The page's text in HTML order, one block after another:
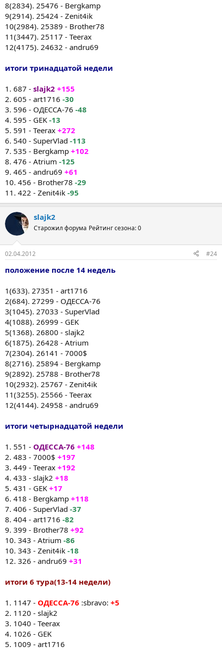
8(2834). 25476 - Bergkamp
9(2914). 25424 - Zenit4ik
10(2984). 25389 - Brother78
11(3447). 25117 - Teerax
12(4175). 24632 - andru69
итоги тринадцатой недели
1. 687 - slajk2 +155
2. 605 - art1716 -30
3. 596 - ОДЕССА-76 -48
4. 595 - GEK -13
5. 591 - Teerax +272
6. 540 - SuperVlad -113
7. 535 - Bergkamp +102
8. 476 - Atrium -125
9. 465 - andru69 +61
10. 456 - Brother78 -29
11. 422 - Zenit4ik -95
slajk2
Старожил форума Рейтинг сезона: 0
02.04.2012 #24
положение после 14 недель
1(633). 27351 - art1716
2(684). 27299 - ОДЕССА-76
3(1045). 27033 - SuperVlad
4(1088). 26999 - GEK
5(1368). 26800 - slajk2
6(1875). 26428 - Atrium
7(2304). 26141 - 7000$
8(2716). 25894 - Bergkamp
9(2892). 25788 - Brother78
10(2932). 25767 - Zenit4ik
11(3255). 25566 - Teerax
12(4144). 24958 - andru69
итоги четырнадцатой недели
1. 551 - ОДЕССА-76 +148
2. 483 - 7000$ +197
3. 449 - Teerax +192
4. 433 - slajk2 +18
5. 431 - GEK +17
6. 418 - Bergkamp +118
7. 406 - SuperVlad -37
8. 404 - art1716 -82
9. 399 - Brother78 +92
10. 343 - Atrium -86
10. 343 - Zenit4ik -18
12. 326 - andru69 +31
итоги 6 тура(13-14 недели)
1. 1147 - ОДЕССА-76 :sbravo: +5
2. 1120 - slajk2
3. 1040 - Teerax
4. 1026 - GEK
5. 1009 - art1716